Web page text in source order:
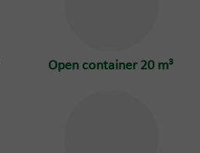
Open container 20 m³